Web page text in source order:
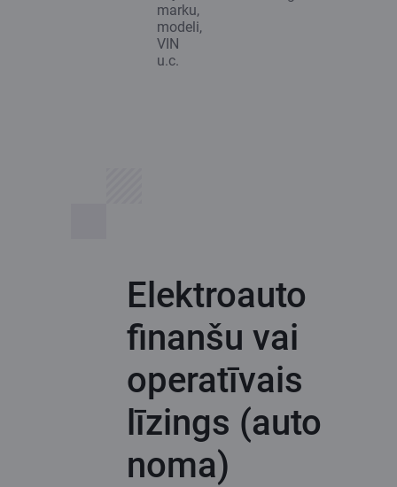
marku,
modeli,
VIN
u.c.
Elektroauto
finanšu vai
operatīvais
līzings (auto
noma)